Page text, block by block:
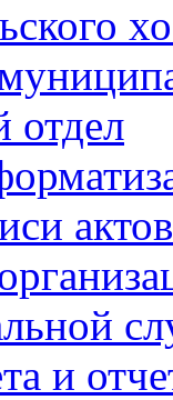
отдел
и